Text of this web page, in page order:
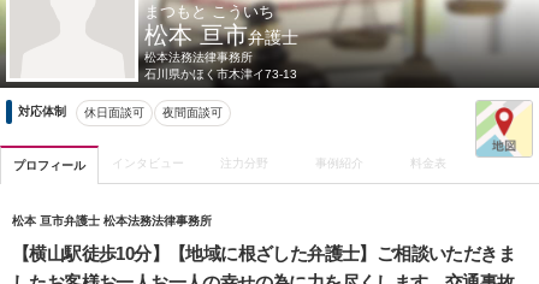
まつもと こういち
松本 亘市弁護士
松本法務法律事務所
石川県かほく市木津イ73-13
対応体制 休日面談可 夜間面談可
プロフィール インタビュー 注力分野 事例紹介 料金表
松本 亘市弁護士 松本法務法律事務所
【横山駅徒歩10分】【地域に根ざした弁護士】ご相談いただきま